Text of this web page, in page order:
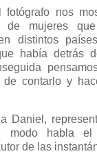
fotógrafo nos
de mujeres
distintos
había detrás
de contarlo y
Daniel,
modo habla el
de las